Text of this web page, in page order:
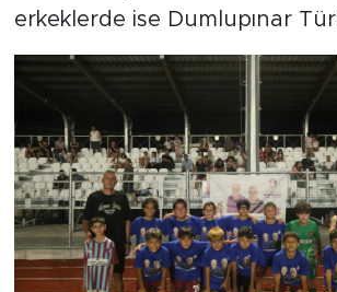
erkeklerde ise Dumlupınar